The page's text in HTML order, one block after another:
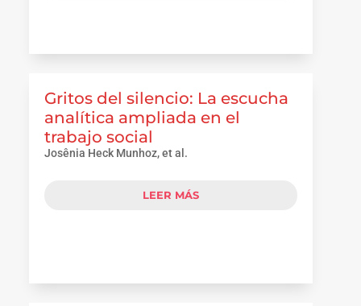
Gritos del silencio: La escucha
analítica ampliada en el
trabajo social
Josênia Heck Munhoz, et al.
LEER MÁS